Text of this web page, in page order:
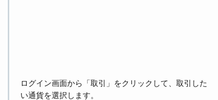
ログイン画面から「取引」をクリックして、取引した
い通貨を選択します。